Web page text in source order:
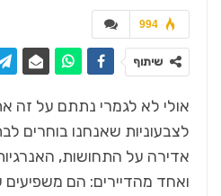
994
שיתוף
אולי לא לגמרי נתתם על זה
לצבעוניות שאנחנו בוחרים
אדירה על התחושות,
ואחד מהדיירים: הם משפיעים